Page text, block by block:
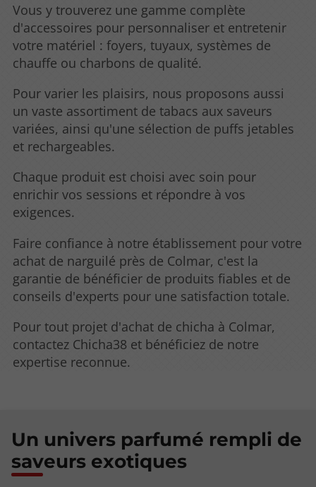
Vous y trouverez une gamme complète
d'accessoires pour personnaliser et entretenir
votre matériel : foyers, tuyaux, systèmes de
chauffe ou charbons de qualité.
Pour varier les plaisirs, nous proposons aussi
un vaste assortiment de tabacs aux saveurs
variées, ainsi qu'une sélection de puffs jetables
et rechargeables.
Chaque produit est choisi avec soin pour
enrichir vos sessions et répondre à vos
exigences.
Faire confiance à notre établissement pour votre
achat de narguilé près de Colmar, c'est la
garantie de bénéficier de produits fiables et de
conseils d'experts pour une satisfaction totale.
Pour tout projet d'achat de chicha à Colmar,
contactez Chicha38 et bénéficiez de notre
expertise reconnue.
Un univers parfumé rempli de
saveurs exotiques